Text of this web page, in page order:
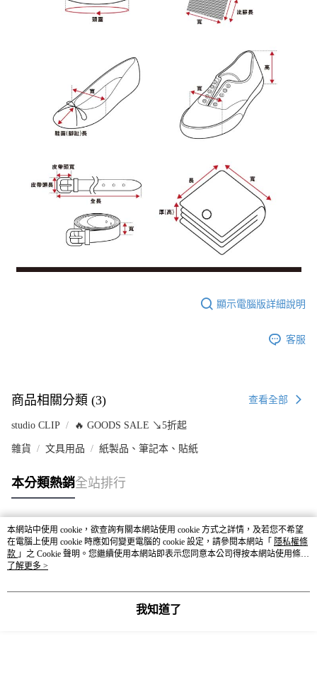
顯示電腦版詳細說明
客服
商品相關分類 (3) 查看全部
studio CLIP 🔥 GOODS SALE ↘5折起
雜貨 文具用品 紙製品、筆記本、貼紙
本分類熱銷全站排行
熱門標籤
本網站中使用 cookie，欲查詢有關本網站使用 cookie 方式之詳情，及若您不希望
在電腦上使用 cookie 時應如何變更電腦的 cookie 設定，請參閱本網站「 隱私權條
款 」之 Cookie 聲明。您繼續使用本網站即表示您同意本公司得按本網站使用條款
之 Cookie 聲明使用 cookie。
了解更多 >
我知道了